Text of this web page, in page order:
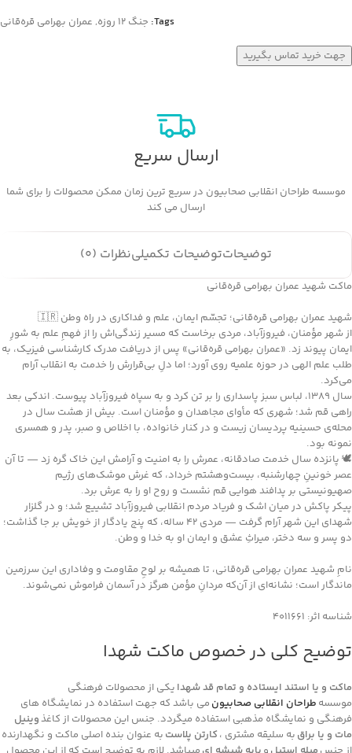
Tags: جنگ 12 روزه , عمران بهرامی قره‌قانی
جهت خرید تماس بگیرید
ارسال سریع
موسسه طراحان انقلابی صحابیون در سریع ترین زمان ممکن محصولات را برای شما
ارسال می کند
توضیحاتتوضیحات تکمیلینظرات (0)
ماکت شهید عمران بهرامی قره‌قانی
شهید عمران بهرامی قره‌قانی؛ تجسّم ایمان، علم و فداکاری در راه وطن 🇮🇷
از شهر مؤمنان، فیروزآباد، مردی برخاست که مسیر زندگی‌اش را از فهمِ علم به شورِ
ایمان پیوند زد. «عمران بهرامی قره‌قانی» پس از دریافت مدرک کارشناسی فیزیک، به
طلب علم الهی در حوزه علمیه روی آورد؛ اما دلِ بی‌قرارش را خدمت به انقلاب آرام
می‌کرد.
سال ۱۳۸۹، لباس سبز پاسداری را بر تن کرد و به سپاه فیروزآباد پیوست. اندکی بعد
راهی قم شد؛ شهری که مأوای مجاهدان و مؤمنان است. بیش از هشت سال در
محله‌ی حسینیه پردیسان زیست و در کنار خانواده، با اخلاص و صبر، پدر و همسری
نمونه بود.
🕊 پانزده سال خدمت صادقانه، عمرش را به امنیت و آرامش این خاک گره زد — تا آن
عصر خونینِ چهارشنبه، بیست‌وهشتم خرداد، که غرش موشک‌های رژیم
صهیونیستی بر پدافند هوایی قم نشست و روح او را به عرش برد.
پیکر پاکش در میان اشک و فریاد مردم انقلابی فیروزآباد تشییع شد؛ و در گلزار
شهدای این شهر آرام گرفت — مردی ۴۲ ساله، که پنج یادگار از خویش بر جا گذاشت؛
دو پسر و سه دختر، میراثِ عشق و ایمان او به خدا و وطن.
نامِ شهید عمران بهرامی قره‌قانی، تا همیشه بر لوحِ مقاومت و وفاداری این سرزمین
ماندگار است؛ نشانه‌ای از آن‌که مردانِ مؤمن هرگز در آسمان فراموش نمی‌شوند.
شناسه اثر: ۴۰۱۱۶۶۱
توضیح کلی در خصوص ماکت شهدا
ماکت و یا استند ایستاده و تمام قد شهدا یکی از محصولات فرهنگی
موسسه طراحان انقلابی صحابیون می باشد که جهت استفاده در نمایشگاه های
فرهنگی و نمایشگاه مذهبی استفاده میگردد. جنس این محصولات از کاغذوینیل
مات و یا براق به سلیقه مشتری ، کارتن پلاست به عنوان بنده اصلی ماکت و نگهدارنده